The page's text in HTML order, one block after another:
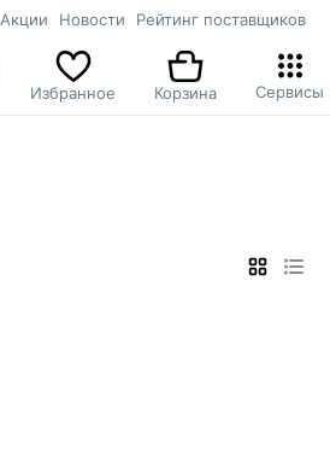
Акции Новости Рейтинг поставщиков
Избранное Корзина Сервисы